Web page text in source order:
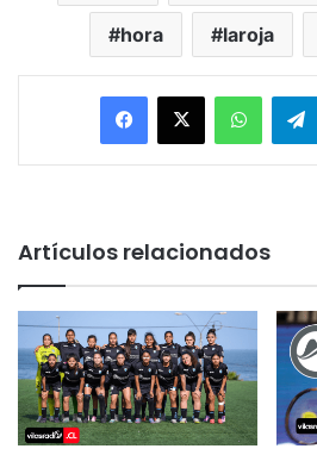
hora laroja
Facebook
X
Artículos relacionados